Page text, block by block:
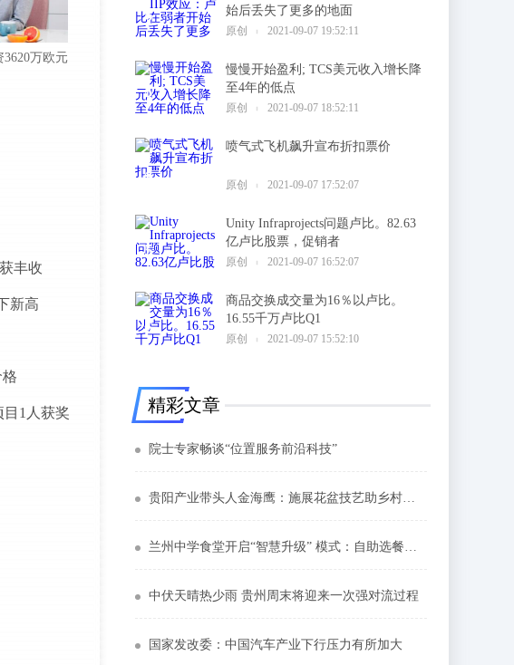
万欧元
丰收
新高
目1人获奖
始后丢失了更多的地面
原创 2021-09-07 19:52:11
2
慢慢开始盈利; TCS美元收入增长降
至4年的低点
原创 2021-09-07 18:52:11
3
喷气式飞机飙升宣布折扣票价
原创 2021-09-07 17:52:07
4
Unity Infraprojects问题卢比。82.63
亿卢比股票，促销者
原创 2021-09-07 16:52:07
5
商品交换成交量为16％以卢比。
16.55千万卢比Q1
原创 2021-09-07 15:52:10
6
精彩文章
院士专家畅谈“位置服务前沿科技”
贵阳产业带头人金海鹰：施展花盆技艺助乡村振兴
兰州中学食堂开启“智慧升级” 模式：自助选餐刷脸支付
中伏天晴热少雨 贵州周末将迎来一次强对流过程
国家发改委：中国汽车产业下行压力有所加大